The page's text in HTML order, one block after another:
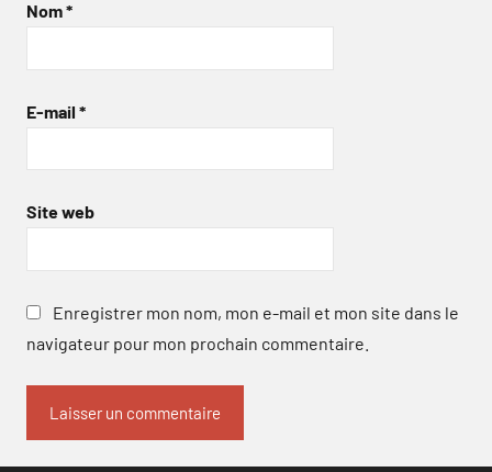
Nom*
E-mail *
Site web
Enregistrer mon nom, mon e-mail et mon site dans le
navigateur pour mon prochain commentaire.